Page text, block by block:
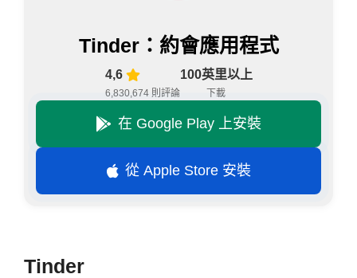
Tinder：約會應用程式
4,6
6,830,674 則評論
100英里以上
下載
在 Google Play 上安裝
從 Apple Store 安裝
Tinder